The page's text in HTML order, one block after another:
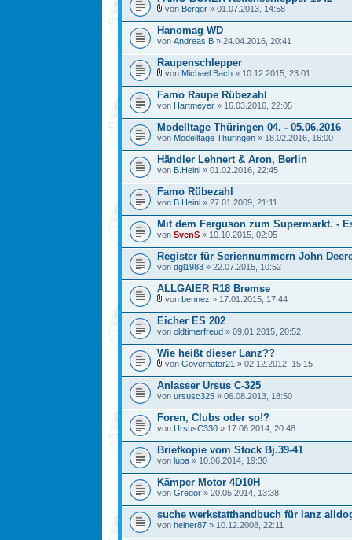
von Berger » 01.07.2013, 14:58
Hanomag WD
von Andreas B » 24.04.2016, 20:41
Raupenschlepper
von Michael Bach » 10.12.2015, 23:01
Famo Raupe Rübezahl
von Hartmeyer » 16.03.2016, 22:05
Modelltage Thüringen 04. - 05.06.2016
von Modelltage Thüringen » 18.02.2016, 16:00
Händler Lehnert & Aron, Berlin
von B.Heinl » 01.02.2016, 22:45
Famo Rübezahl
von B.Heinl » 27.01.2009, 21:11
Mit dem Ferguson zum Supermarkt. -
von SvenS » 10.10.2015, 02:05
Register für Seriennummern John
von dgl1983 » 22.07.2015, 10:52
ALLGAIER R18 Bremse
von bennez » 17.01.2015, 17:44
Eicher ES 202
von oldtimerfreud » 09.01.2015, 20:52
Wie heißt dieser Lanz??
von Governator21 » 02.12.2012, 15:15
Anlasser Ursus C-325
von ursusc325 » 06.08.2013, 18:50
Foren, Clubs oder so!?
von UrsusC330 » 17.06.2014, 20:48
Briefkopie vom Stock Bj.39-41
von lupa » 10.06.2014, 19:30
Kämper Motor 4D10H
von Gregor » 20.05.2014, 13:38
suche werkstatthandbuch für lanz
von heiner87 » 10.12.2008, 22:11